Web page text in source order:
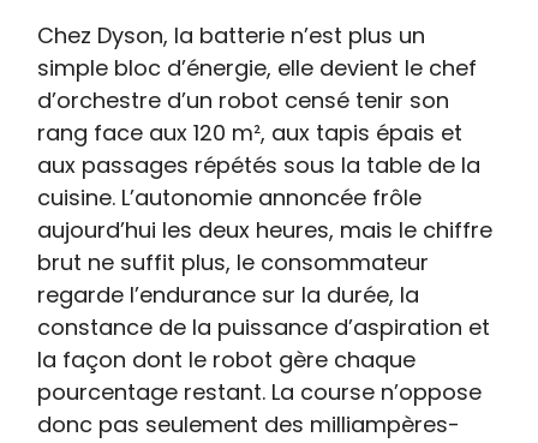
Chez Dyson, la batterie n’est plus un
simple bloc d’énergie, elle devient le chef
d’orchestre d’un robot censé tenir son
rang face aux 120 m², aux tapis épais et
aux passages répétés sous la table de la
cuisine. L’autonomie annoncée frôle
aujourd’hui les deux heures, mais le chiffre
brut ne suffit plus, le consommateur
regarde l’endurance sur la durée, la
constance de la puissance d’aspiration et
la façon dont le robot gère chaque
pourcentage restant. La course n’oppose
donc pas seulement des milliampères-